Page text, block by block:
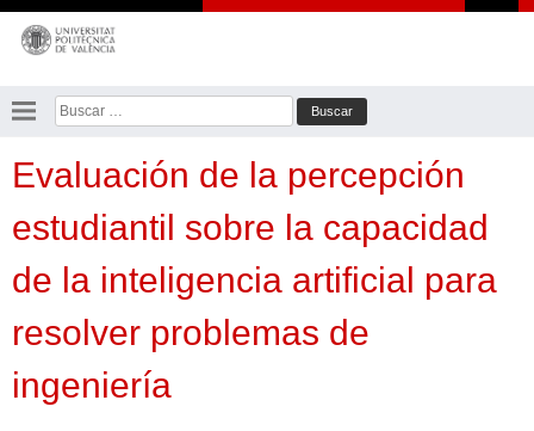
Saltar
contenido
Buscar:
Evaluación de la percepción
estudiantil sobre la capacidad
de la inteligencia artificial para
resolver problemas de
ingeniería